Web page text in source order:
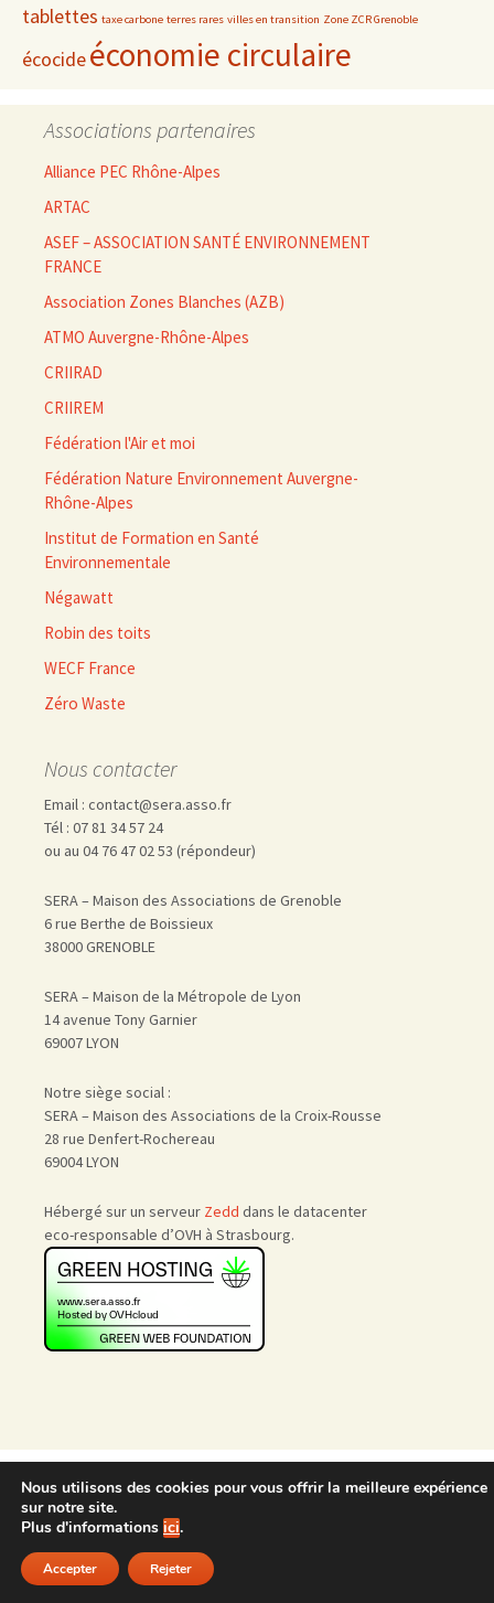
tablettes taxe carbone terres rares villes en transition Zone ZCR Grenoble
écocideéconomie circulaire
Associations partenaires
Alliance PEC Rhône-Alpes
ARTAC
ASEF – ASSOCIATION SANTÉ ENVIRONNEMENT
FRANCE
Association Zones Blanches (AZB)
ATMO Auvergne-Rhône-Alpes
CRIIRAD
CRIIREM
Fédération l'Air et moi
Fédération Nature Environnement Auvergne-
Rhône-Alpes
Institut de Formation en Santé
Environnementale
Négawatt
Robin des toits
WECF France
Zéro Waste
Nous contacter
Email : contact@sera.asso.fr
Tél : 07 81 34 57 24
ou au 04 76 47 02 53 (répondeur)
SERA – Maison des Associations de Grenoble
6 rue Berthe de Boissieux
38000 GRENOBLE
SERA – Maison de la Métropole de Lyon
14 avenue Tony Garnier
69007 LYON
Notre siège social :
SERA – Maison des Associations de la Croix-Rousse
28 rue Denfert-Rochereau
69004 LYON
Hébergé sur un serveur Zedd dans le datacenter
eco-responsable d’OVH à Strasbourg.
Admin
Nous utilisons des cookies pour vous offrir la meilleure expérience
sur notre site.
Plus d'informations ici.
Accepter Rejeter